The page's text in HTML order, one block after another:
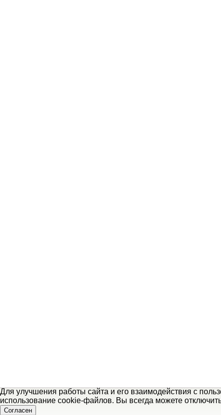
Для улучшения работы сайта и его взаимодействия с
использование cookie-файлов. Вы всегда можете
Согласен